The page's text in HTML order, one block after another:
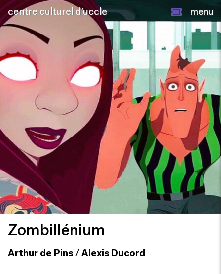
centre culturel d’uccle menu
Zombillénium
Arthur de Pins / Alexis Ducord